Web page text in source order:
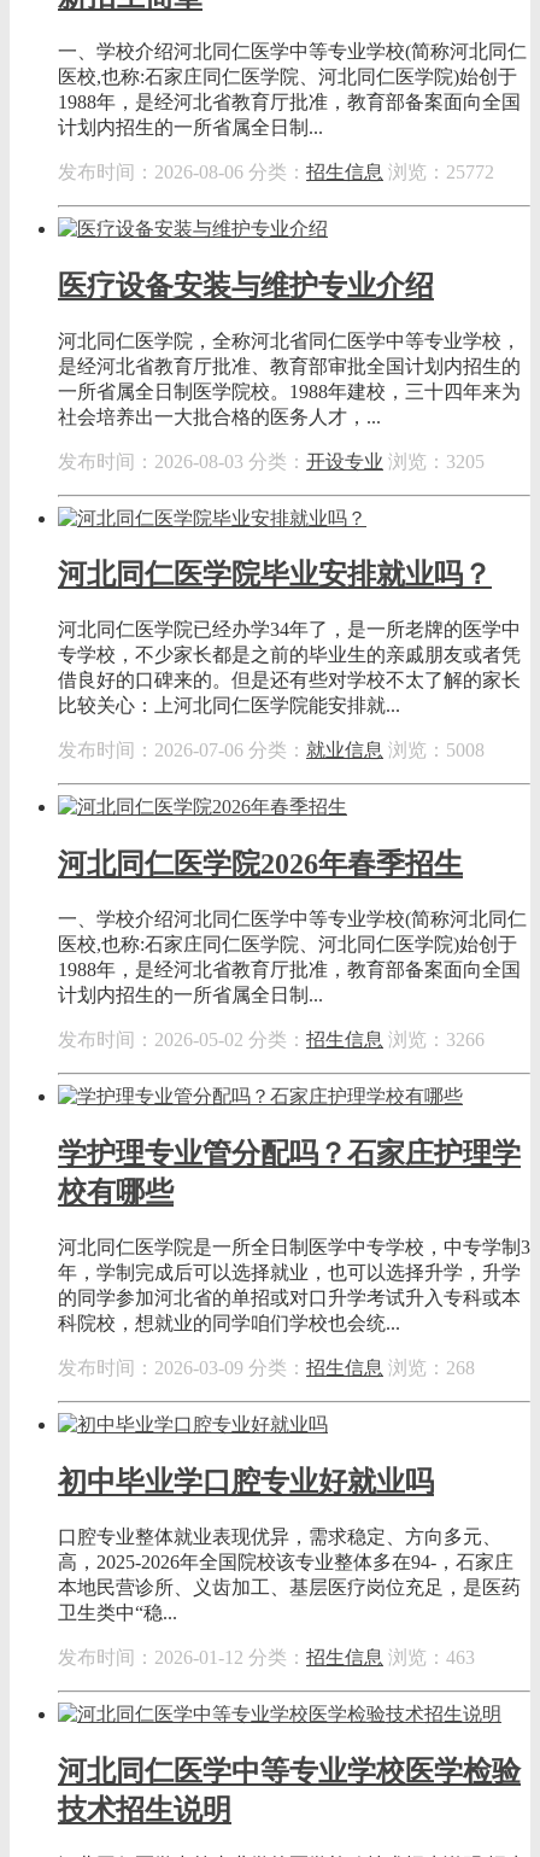
一、学校介绍河北同仁医学中等专业学校(简称河北同仁
医校,也称:石家庄同仁医学院、河北同仁医学院)始创于
1988年，是经河北省教育厅批准，教育部备案面向全国
计划内招生的一所省属全日制...
发布时间：2026-08-06 分类： 招生信息 浏览：25772
医疗设备安装与维护专业介绍
河北同仁医学院，全称河北省同仁医学中等专业学校，
是经河北省教育厅批准、教育部审批全国计划内招生的
一所省属全日制医学院校。1988年建校，三十四年来为
社会培养出一大批合格的医务人才，...
发布时间：2026-08-03 分类： 开设专业 浏览：3205
河北同仁医学院毕业安排就业吗？
河北同仁医学院已经办学34年了，是一所老牌的医学中
专学校，不少家长都是之前的毕业生的亲戚朋友或者凭
借良好的口碑来的。但是还有些对学校不太了解的家长
比较关心：上河北同仁医学院能安排就...
发布时间：2026-07-06 分类： 就业信息 浏览：5008
河北同仁医学院2026年春季招生
一、学校介绍河北同仁医学中等专业学校(简称河北同仁
医校,也称:石家庄同仁医学院、河北同仁医学院)始创于
1988年，是经河北省教育厅批准，教育部备案面向全国
计划内招生的一所省属全日制...
发布时间：2026-05-02 分类： 招生信息 浏览：3266
学护理专业管分配吗？石家庄护理学
校有哪些
河北同仁医学院是一所全日制医学中专学校，中专学制3
年，学制完成后可以选择就业，也可以选择升学，升学
的同学参加河北省的单招或对口升学考试升入专科或本
科院校，想就业的同学咱们学校也会统...
发布时间：2026-03-09 分类： 招生信息 浏览：268
初中毕业学口腔专业好就业吗
口腔专业整体就业表现优异，需求稳定、方向多元、
高，2025-2026年全国院校该专业整体多在94-，石家庄
本地民营诊所、义齿加工、基层医疗岗位充足，是医药
卫生类中“稳...
发布时间：2026-01-12 分类： 招生信息 浏览：463
河北同仁医学中等专业学校医学检验
技术招生说明